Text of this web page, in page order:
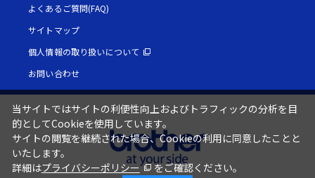
よくあるご質問(FAQ)
サイトマップ
個人情報の取り扱いについて
お問い合わせ
当サイトではサイトの利便性向上およびトラフィックの分析を目
的としてCookieを使用しています。
サイトの閲覧を継続された場合、Cookieの利用に同意したことと
いたします。
詳細はプライバシーポリシー をご確認ください。